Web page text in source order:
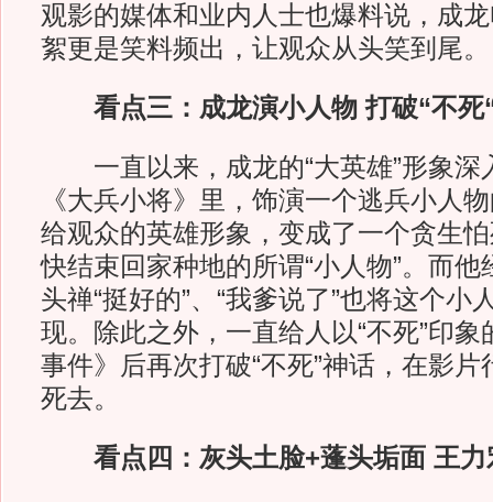
观影的媒体和业内人士也爆料说，成
絮更是笑料频出，让观众从头笑到
看点三：成龙演小人物 打破“不死
一直以来，成龙的“大英雄”形象深
《大兵小将》里，饰演一个逃兵小人
给观众的英雄形象，变成了一个贪生
快结束回家种地的所谓“小人物”。而
头禅“挺好的”、“我爹说了”也将这个小
现。除此之外，一直给人以“不死”印
事件》后再次打破“不死”神话，在影
死去。
看点四：灰头土脸+蓬头垢面 王